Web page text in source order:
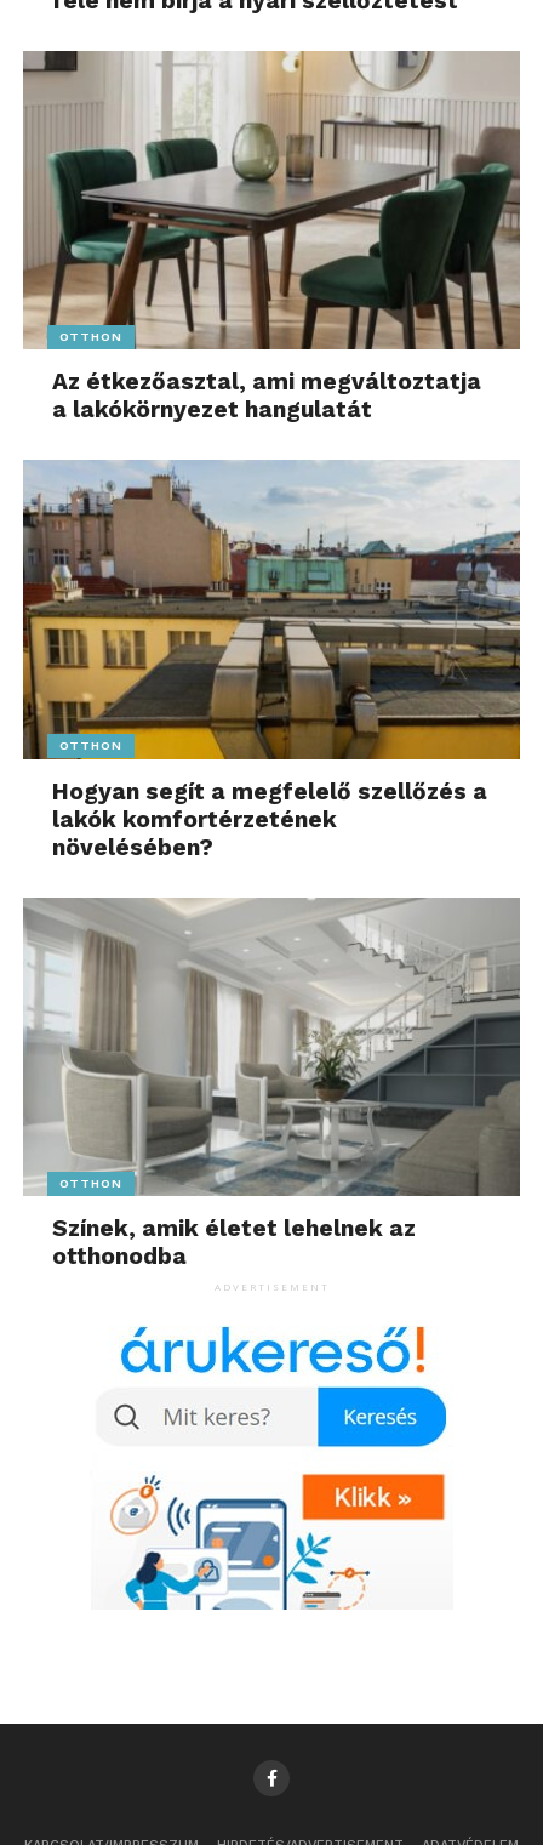
OTTHON
Az étkezőasztal, ami megváltoztatja
a lakókörnyezet hangulatát
OTTHON
Hogyan segít a megfelelő szellőzés a
lakók komfortérzetének
növelésében?
OTTHON
Színek, amik életet lehelnek az
otthonodba
ADVERTISEMENT